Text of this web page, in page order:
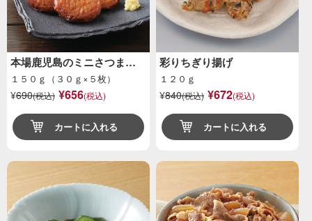
本場鹿児島のミニさつま…
１５０ｇ（３０ｇ×５枚）
¥690(税込) ¥656(税込)
カートに入れる
彩りちぎり揚げ
１２０ｇ
¥840(税込) ¥672(税込)
カートに入れる